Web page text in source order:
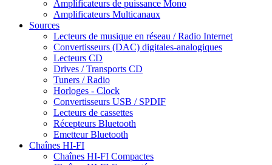
Amplificateurs de puissance Mono
Amplificateurs Multicanaux
Sources
Lecteurs de musique en réseau / Radio Internet
Convertisseurs (DAC) digitales-analogiques
Lecteurs CD
Drives / Transports CD
Tuners / Radio
Horloges - Clock
Convertisseurs USB / SPDIF
Lecteurs de cassettes
Récepteurs Bluetooth
Emetteur Bluetooth
Chaînes HI-FI
Chaînes HI-FI Compactes